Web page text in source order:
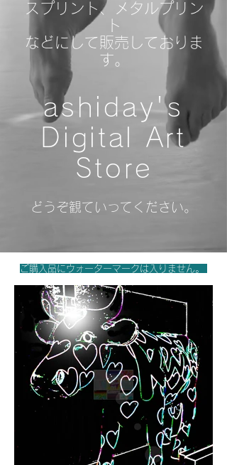
スプリント、メタルプリン
ト
などにして販売しておりま
す。
ashiday's
Digital Art
Store
​どうぞ観ていってください。
ご購入品にウォーターマークは入りません。